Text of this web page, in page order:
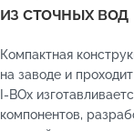
из сточных вод
Компактная
на заводе и
I-BOx
компонентов,